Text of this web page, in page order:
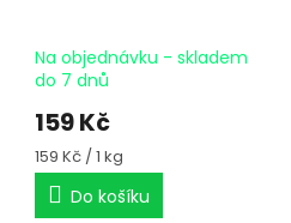
Na objednávku - skladem
do 7 dnů
159 Kč
Měrná
cena:
159 Kč / 1 kg
Do košíku